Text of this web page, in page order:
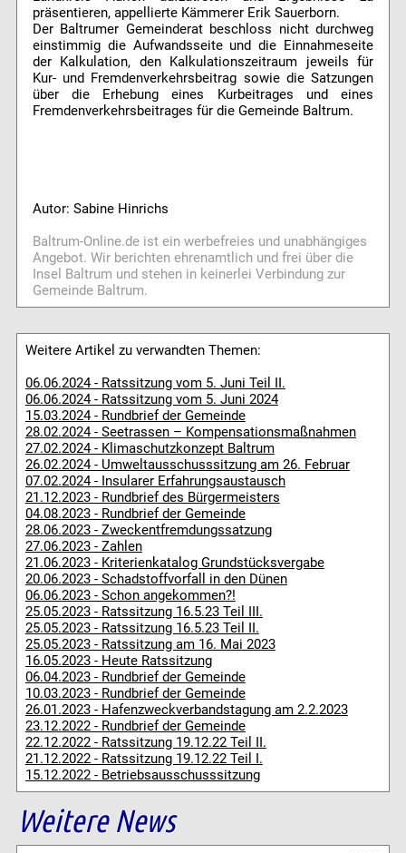
präsentieren, appellierte Kämmerer Erik Sauerborn.
Der Baltrumer Gemeinderat beschloss nicht durchweg
einstimmig die Aufwandsseite und die Einnahmeseite
der Kalkulation, den Kalkulationszeitraum jeweils für
Kur- und Fremdenverkehrsbeitrag sowie die Satzungen
über die Erhebung eines Kurbeitrages und eines
Fremdenverkehrsbeitrages für die Gemeinde Baltrum.
Autor: Sabine Hinrichs
Baltrum-Online.de ist ein werbefreies und unabhängiges
Angebot. Wir berichten ehrenamtlich und frei über die
Insel Baltrum und stehen in keinerlei Verbindung zur
Gemeinde Baltrum.
Weitere Artikel zu verwandten Themen:
06.06.2024 - Ratssitzung vom 5. Juni Teil II.
06.06.2024 - Ratssitzung vom 5. Juni 2024
15.03.2024 - Rundbrief der Gemeinde
28.02.2024 - Seetrassen – Kompensationsmaßnahmen
27.02.2024 - Klimaschutzkonzept Baltrum
26.02.2024 - Umweltausschusssitzung am 26. Februar
07.02.2024 - Insularer Erfahrungsaustausch
21.12.2023 - Rundbrief des Bürgermeisters
04.08.2023 - Rundbrief der Gemeinde
28.06.2023 - Zweckentfremdungssatzung
27.06.2023 - Zahlen
21.06.2023 - Kriterienkatalog Grundstücksvergabe
20.06.2023 - Schadstoffvorfall in den Dünen
06.06.2023 - Schon angekommen?!
25.05.2023 - Ratssitzung 16.5.23 Teil III.
25.05.2023 - Ratssitzung 16.5.23 Teil II.
25.05.2023 - Ratssitzung am 16. Mai 2023
16.05.2023 - Heute Ratssitzung
06.04.2023 - Rundbrief der Gemeinde
10.03.2023 - Rundbrief der Gemeinde
26.01.2023 - Hafenzweckverbandstagung am 2.2.2023
23.12.2022 - Rundbrief der Gemeinde
22.12.2022 - Ratssitzung 19.12.22 Teil II.
21.12.2022 - Ratssitzung 19.12.22 Teil I.
15.12.2022 - Betriebsausschusssitzung
Weitere News